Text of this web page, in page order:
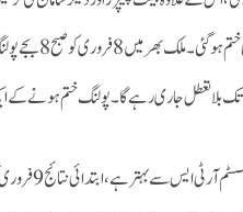
عمل صبح 8 سے شام 5 بجے تک بلاتعطل جاری رہے گا۔
ابتدائی نتائج 9 فروری کو دن 2 بجے تک جاری کردیے جائیں گے۔